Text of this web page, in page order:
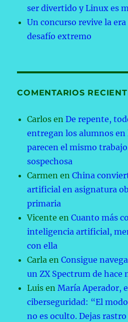
ser divertido y Linux es
Un concurso revive la
desafío extremo
COMENTARIOS
Carlos enDe repente,
entregan los alumnos en
parecen el mismo
sospechosa
Carmen enChina
artificial en asignatura
primaria
Vicente enCuanto más
inteligencia artificial,
con ella
Carla enConsigue
un ZX Spectrum de hace
Luis enMaría Aperador,
ciberseguridad: “El
no es oculto. Dejas